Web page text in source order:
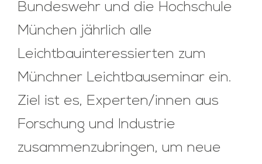
Bundeswehr und die Hochschule
München jährlich alle
Leichtbauinteressierten zum
Münchner Leichtbauseminar ein.
Ziel ist es, Experten/innen aus
Forschung und Industrie
zusammenzubringen, um neue